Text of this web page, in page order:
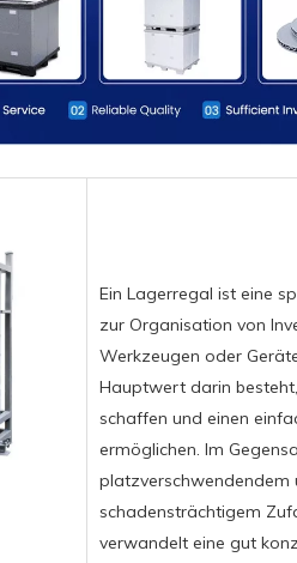
Ein Lagerregal ist eine
zur Organisation von
Werkzeugen oder
Hauptwert darin
schaffen und einen
ermöglichen. Im
platzverschwendendem
schadensträchtigem
verwandelt eine gut